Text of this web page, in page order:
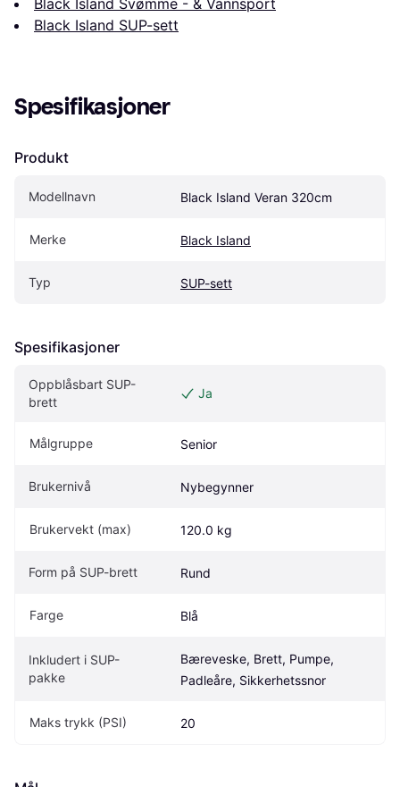
Black Island SUP-sett
Spesifikasjoner
Produkt
Modellnavn Black Island Veran 320cm
Merke Black Island
Typ SUP-sett
Spesifikasjoner
Oppblåsbart SUP-
brett
Ja
Målgruppe Senior
Brukernivå Nybegynner
Brukervekt (max) 120.0 kg
Form på SUP-brett Rund
Farge Blå
Inkludert i SUP-
pakke
Bæreveske, Brett, Pumpe,
Padleåre, Sikkerhetssnor
Maks trykk (PSI) 20